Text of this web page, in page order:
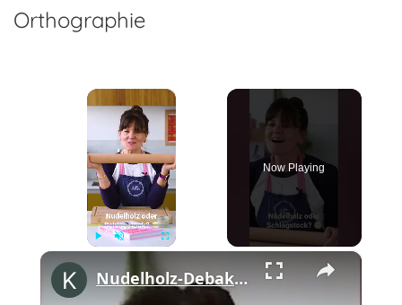
Orthographie
×
Now Playing
×
Nudelholz-Debakel am Flughafen mit Cynthia Barcomi #shorts